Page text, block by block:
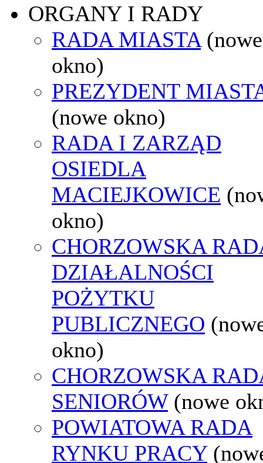
ORGANY I RADY
RADA MIASTA (nowe
okno)
PREZYDENT
(nowe okno)
RADA I ZARZĄD
OSIEDLA
MACIEJKOWICE
okno)
CHORZOWSKA
DZIAŁALNOŚCI
POŻYTKU
PUBLICZNEGO
okno)
CHORZOWSKA
SENIORÓW (nowe
POWIATOWA RADA
RYNKU PRACY